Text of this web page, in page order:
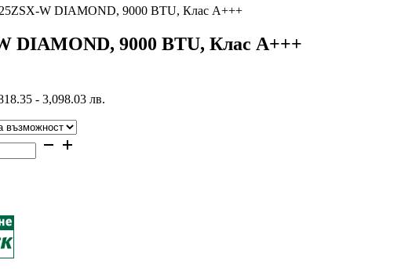
W DIAMOND, 9000 BTU, Клас A+++
DIAMOND, 9000 BTU, Клас A+++
- 3,098.03 лв.